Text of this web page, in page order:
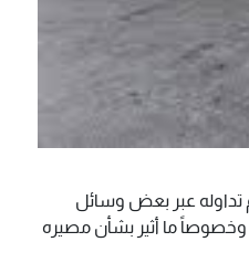
تداوله عبر بعض وسائل
وخصوصاً ما أثير بشأن مصيره